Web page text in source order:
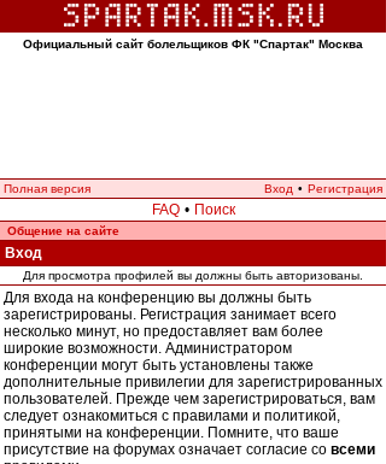
Официальный сайт болельщиков ФК "Спартак" Москва
Полная версия Вход • Регистрация
FAQ • Поиск
Общение на сайте
Вход
Для просмотра профилей вы должны быть авторизованы.
Для входа на конференцию вы должны быть
зарегистрированы. Регистрация занимает всего
несколько минут, но предоставляет вам более
широкие возможности. Администратором
конференции могут быть установлены также
дополнительные привилегии для зарегистрированных
пользователей. Прежде чем зарегистрироваться, вам
следует ознакомиться с правилами и политикой,
принятыми на конференции. Помните, что ваше
присутствие на форумах означает согласие со всеми